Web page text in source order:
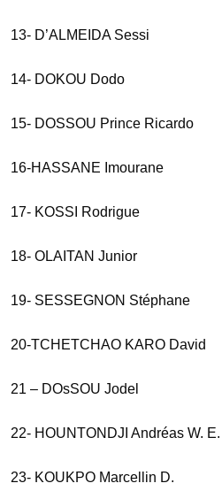
13- D’ALMEIDA Sessi
14- DOKOU Dodo
15- DOSSOU Prince Ricardo
16-HASSANE Imourane
17- KOSSI Rodrigue
18- OLAITAN Junior
19- SESSEGNON Stéphane
20-TCHETCHAO KARO David
21 – DOsSOU Jodel
22- HOUNTONDJI Andréas W. E.
23- KOUKPO Marcellin D.